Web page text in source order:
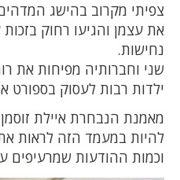
צפיתי מקרוב בהישג
את עצמן והגיעו רחוק
נחישות.
שני וחברותיה מפיחות את
ילדות רבות לעסוק בספורט
מאמנת הנבחרת איילת
להיות במעמד הזה לראות
וכמות ההודעות שמרעיפים